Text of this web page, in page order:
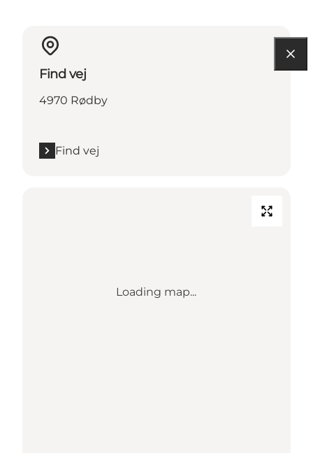
Find vej
4970 Rødby
Find vej
Loading map...